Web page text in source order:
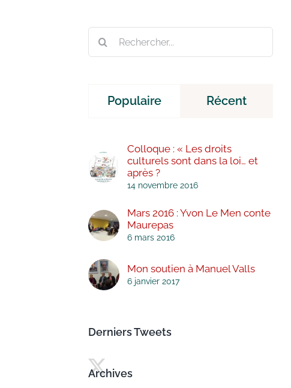
Populaire Récent
Colloque : « Les droits
culturels sont dans la loi… et
après ?
14 novembre 2016
Mars 2016 : Yvon Le Men conte
Maurepas
6 mars 2016
Mon soutien à Manuel Valls
6 janvier 2017
Derniers Tweets
Archives